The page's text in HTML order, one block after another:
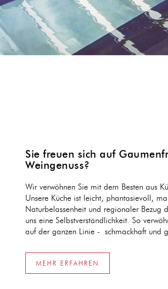
Sie freuen sich auf
Weingenuss?
Wir verwöhnen Sie mit dem Besten aus
Unsere Küche ist leicht, phantasievoll,
Naturbelassenheit und regionaler Bezug
uns eine Selbstverständlichkeit. So
auf der ganzen Linie - schmackhaft und
MEHR ERFAHREN